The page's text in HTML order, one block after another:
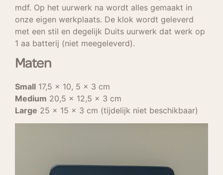
mdf. Op het uurwerk na wordt alles gemaakt in
onze eigen werkplaats. De klok wordt geleverd
met een stil en degelijk Duits uurwerk dat werk op
1 aa batterij (niet meegeleverd).
Maten
Small 17,5 x 10, 5 x 3 cm
Medium 20,5 x 12,5 x 3 cm
Large 25 x 15 x 3 cm (tijdelijk niet beschikbaar)